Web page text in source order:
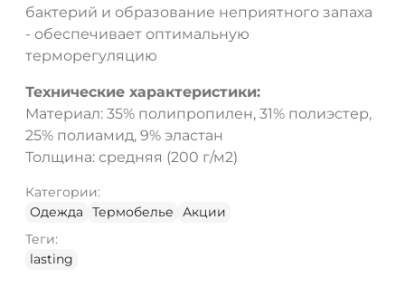
бактерий и образование неприятного запаха
- обеспечивает оптимальную
терморегуляцию
Технические характеристики:
Материал: 35% полипропилен, 31% полиэстер,
25% полиамид, 9% эластан
Толщина: средняя (200 г/м2)
Категории:
Одежда
Термобелье
Акции
Теги:
lasting